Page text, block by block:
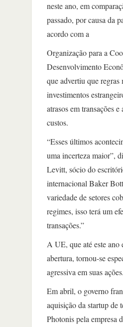
neste ano, em
passado, por causa da
acordo com a
Organização para a
Desenvolvimento
que advertiu que regras
investimentos
atrasos em transações e
custos.
“Esses últimos
uma incerteza maior”,
Levitt, sócio do
internacional Baker
variedade de setores
regimes, isso terá um
transações.”
A UE, que até este ano
abertura, tornou-se
agressiva em suas ações.
Em abril, o governo
aquisição da startup de
Photonis pela empresa